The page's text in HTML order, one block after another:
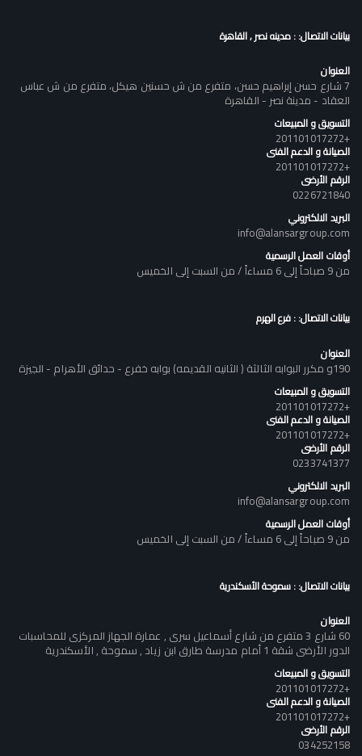
بيانات الاتصال: : مدينه نصر , القاهرة
العنوان
7 شارع حسن إبراهيم حسن، متفرع من ش حسنين هيكل، متفرع من ش عباس
العقاد - مدينة نصر - القاهرة
التسويق و المبيعات
+201101017272
الصيانة و الدعم الفنى
+201101017272
الرقم الأرضى
0226721840
البريد الالكتروني
info@alansargroup.com
أوقات العمل الرسمية
من 9 صباحاً إلى 6 مساءاً / من السبت إلى الخميس
بيانات الاتصال: : فرع الهرم
العنوان
190و مكرر البوابه الثالثة ( الثانيه القديمه) بوابه خفرع - حدائق الأهرام - الجيزة
التسويق و المبيعات
+201101017272
الصيانة و الدعم الفنى
+201101017272
الرقم الأرضى
0233741377
البريد الالكتروني
info@alansargroup.com
أوقات العمل الرسمية
من 9 صباحاً إلى 6 مساءاً / من السبت إلى الخميس
بيانات الاتصال: : سموحة الأسكندرية
العنوان
60 شارع 3 متفرع من شارع أسماعيل سرى , عمارة الجهاز المركزى للمحاسبات
الدور الأرضى شقة 1 أمام مدرسة طارق ابن زياد , سموحة , الأسكندرية
التسويق و المبيعات
+201101017272
الصيانة و الدعم الفنى
+201101017272
الرقم الأرضى
034252158